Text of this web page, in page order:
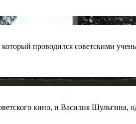
проводился советскими
кино, и Василия Шульгина,